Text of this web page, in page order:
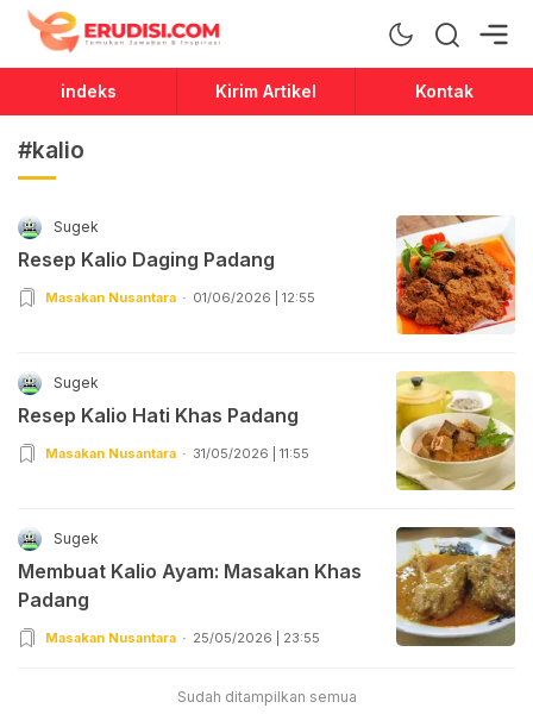
Erudisi
Temukan Jawaban dan Inspirasi
indeks Kirim Artikel Kontak
#kalio
Sugek
Resep Kalio Daging Padang
Masakan Nusantara 01/06/2026 | 12:55
Sugek
Resep Kalio Hati Khas Padang
Masakan Nusantara 31/05/2026 | 11:55
Sugek
Membuat Kalio Ayam: Masakan Khas
Padang
Masakan Nusantara 25/05/2026 | 23:55
Sudah ditampilkan semua